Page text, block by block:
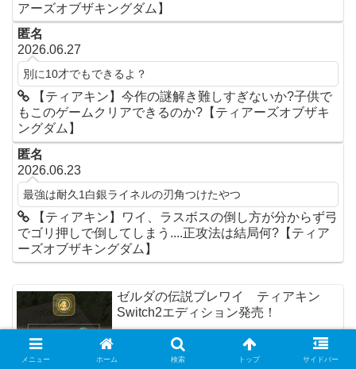
アーズオブザキングダム】
匿名
2026.06.27
別に10才でもできるよ？
【ティアキン】今作の謎解き難しすぎないか?子供で
もこのゲームクリアできるのか?【ティアーズオブザキ
ングダム】
匿名
2026.06.23
最強は耐久1白銀ライネルの刃角つけたやつ
【ティアキン】ワイ、ラスボスの倒し方が分からず弓
でゴリ押しで倒してしまう....正攻法は結局何?【ティア
ーズオブザキングダム】
ゼルダの伝説ブレワイ ティアキン
Switch2エディション発売！
メニュー ホーム 検索 トップ サイドバー